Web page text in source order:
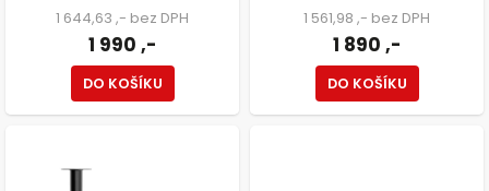
1 644,63 ,- bez DPH
1 990 ,-
DO KOŠÍKU
1 561,98 ,- bez DPH
1 890 ,-
DO KOŠÍKU